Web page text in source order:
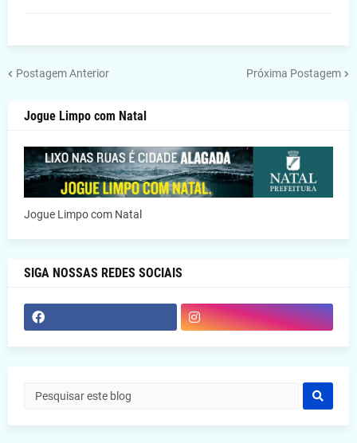
Postagem Anterior Próxima Postagem
Jogue Limpo com Natal
Jogue Limpo com Natal
SIGA NOSSAS REDES SOCIAIS